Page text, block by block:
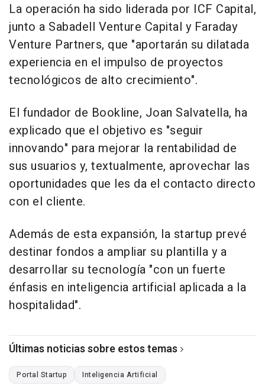
La operación ha sido liderada por ICF Capital,
junto a Sabadell Venture Capital y Faraday
Venture Partners, que "aportarán su dilatada
experiencia en el impulso de proyectos
tecnológicos de alto crecimiento".
El fundador de Bookline, Joan Salvatella, ha
explicado que el objetivo es "seguir
innovando" para mejorar la rentabilidad de
sus usuarios y, textualmente, aprovechar las
oportunidades que les da el contacto directo
con el cliente.
Además de esta expansión, la startup prevé
destinar fondos a ampliar su plantilla y a
desarrollar su tecnología "con un fuerte
énfasis en inteligencia artificial aplicada a la
hospitalidad".
Últimas noticias sobre estos temas
Portal Startup Inteligencia Artificial